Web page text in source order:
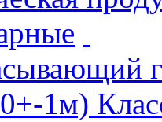
1м)